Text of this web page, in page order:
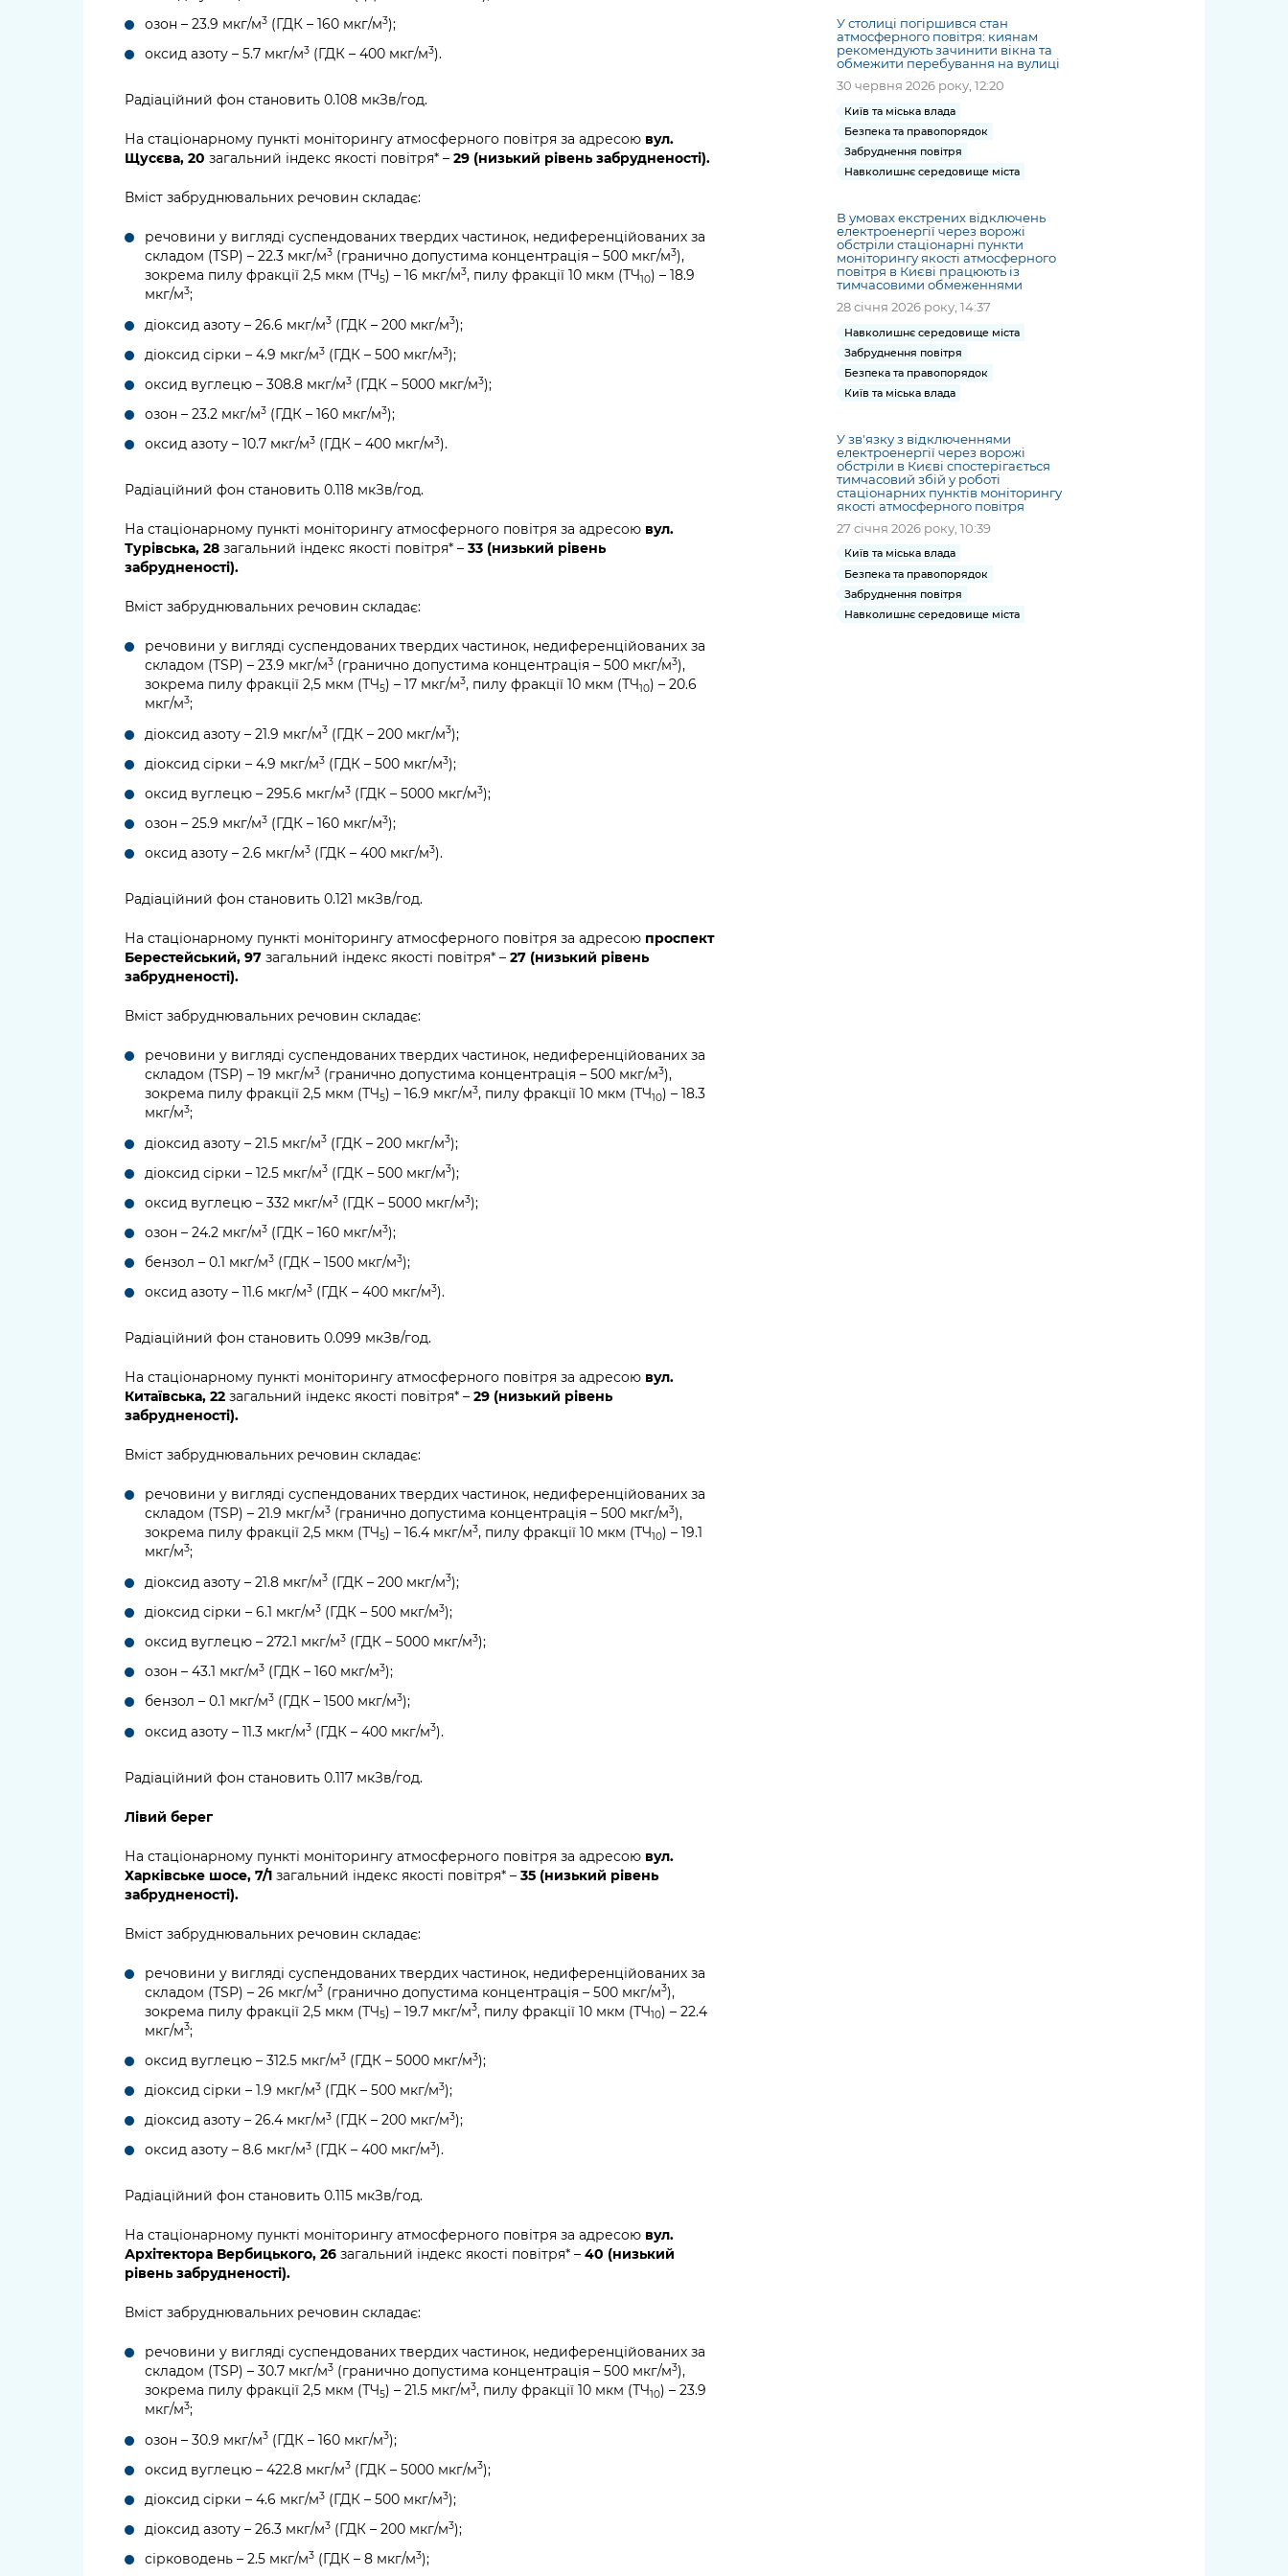
озон – 23.9 мкг/м3 (ГДК – 160 мкг/м3);
оксид азоту – 5.7 мкг/м3 (ГДК – 400 мкг/м3).
Радіаційний фон становить 0.108 мкЗв/год.
На стаціонарному пункті моніторингу атмосферного повітря за адресою вул.
Щусєва, 20 загальний індекс якості повітря* – 29 (низький рівень забрудненості).
Вміст забруднювальних речовин складає:
речовини у вигляді суспендованих твердих частинок, недиференційованих за
складом (TSP) – 22.3 мкг/м3 (гранично допустима концентрація – 500 мкг/м3),
зокрема пилу фракції 2,5 мкм (ТЧ5) – 16 мкг/м3, пилу фракції 10 мкм (ТЧ10) – 18.9
мкг/м3;
діоксид азоту – 26.6 мкг/м3 (ГДК – 200 мкг/м3);
діоксид сірки – 4.9 мкг/м3 (ГДК – 500 мкг/м3);
оксид вуглецю – 308.8 мкг/м3 (ГДК – 5000 мкг/м3);
озон – 23.2 мкг/м3 (ГДК – 160 мкг/м3);
оксид азоту – 10.7 мкг/м3 (ГДК – 400 мкг/м3).
Радіаційний фон становить 0.118 мкЗв/год.
На стаціонарному пункті моніторингу атмосферного повітря за адресою вул.
Турівська, 28 загальний індекс якості повітря* – 33 (низький рівень
забрудненості).
Вміст забруднювальних речовин складає:
речовини у вигляді суспендованих твердих частинок, недиференційованих за
складом (TSP) – 23.9 мкг/м3 (гранично допустима концентрація – 500 мкг/м3),
зокрема пилу фракції 2,5 мкм (ТЧ5) – 17 мкг/м3, пилу фракції 10 мкм (ТЧ10) – 20.6
мкг/м3;
діоксид азоту – 21.9 мкг/м3 (ГДК – 200 мкг/м3);
діоксид сірки – 4.9 мкг/м3 (ГДК – 500 мкг/м3);
оксид вуглецю – 295.6 мкг/м3 (ГДК – 5000 мкг/м3);
озон – 25.9 мкг/м3 (ГДК – 160 мкг/м3);
оксид азоту – 2.6 мкг/м3 (ГДК – 400 мкг/м3).
Радіаційний фон становить 0.121 мкЗв/год.
На стаціонарному пункті моніторингу атмосферного повітря за адресою проспект
Берестейський, 97 загальний індекс якості повітря* – 27 (низький рівень
забрудненості).
Вміст забруднювальних речовин складає:
речовини у вигляді суспендованих твердих частинок, недиференційованих за
складом (TSP) – 19 мкг/м3 (гранично допустима концентрація – 500 мкг/м3),
зокрема пилу фракції 2,5 мкм (ТЧ5) – 16.9 мкг/м3, пилу фракції 10 мкм (ТЧ10) – 18.3
мкг/м3;
діоксид азоту – 21.5 мкг/м3 (ГДК – 200 мкг/м3);
діоксид сірки – 12.5 мкг/м3 (ГДК – 500 мкг/м3);
оксид вуглецю – 332 мкг/м3 (ГДК – 5000 мкг/м3);
озон – 24.2 мкг/м3 (ГДК – 160 мкг/м3);
бензол – 0.1 мкг/м3 (ГДК – 1500 мкг/м3);
оксид азоту – 11.6 мкг/м3 (ГДК – 400 мкг/м3).
Радіаційний фон становить 0.099 мкЗв/год.
На стаціонарному пункті моніторингу атмосферного повітря за адресою вул.
Китаївська, 22 загальний індекс якості повітря* – 29 (низький рівень
забрудненості).
Вміст забруднювальних речовин складає:
речовини у вигляді суспендованих твердих частинок, недиференційованих за
складом (TSP) – 21.9 мкг/м3 (гранично допустима концентрація – 500 мкг/м3),
зокрема пилу фракції 2,5 мкм (ТЧ5) – 16.4 мкг/м3, пилу фракції 10 мкм (ТЧ10) – 19.1
мкг/м3;
діоксид азоту – 21.8 мкг/м3 (ГДК – 200 мкг/м3);
діоксид сірки – 6.1 мкг/м3 (ГДК – 500 мкг/м3);
оксид вуглецю – 272.1 мкг/м3 (ГДК – 5000 мкг/м3);
озон – 43.1 мкг/м3 (ГДК – 160 мкг/м3);
бензол – 0.1 мкг/м3 (ГДК – 1500 мкг/м3);
оксид азоту – 11.3 мкг/м3 (ГДК – 400 мкг/м3).
Радіаційний фон становить 0.117 мкЗв/год.
Лівий берег
На стаціонарному пункті моніторингу атмосферного повітря за адресою вул.
Харківське шосе, 7/1 загальний індекс якості повітря* – 35 (низький рівень
забрудненості).
Вміст забруднювальних речовин складає:
речовини у вигляді суспендованих твердих частинок, недиференційованих за
складом (TSP) – 26 мкг/м3 (гранично допустима концентрація – 500 мкг/м3),
зокрема пилу фракції 2,5 мкм (ТЧ5) – 19.7 мкг/м3, пилу фракції 10 мкм (ТЧ10) – 22.4
мкг/м3;
оксид вуглецю – 312.5 мкг/м3 (ГДК – 5000 мкг/м3);
діоксид сірки – 1.9 мкг/м3 (ГДК – 500 мкг/м3);
діоксид азоту – 26.4 мкг/м3 (ГДК – 200 мкг/м3);
оксид азоту – 8.6 мкг/м3 (ГДК – 400 мкг/м3).
Радіаційний фон становить 0.115 мкЗв/год.
На стаціонарному пункті моніторингу атмосферного повітря за адресою вул.
Архітектора Вербицького, 26 загальний індекс якості повітря* – 40 (низький
рівень забрудненості).
Вміст забруднювальних речовин складає:
речовини у вигляді суспендованих твердих частинок, недиференційованих за
складом (TSP) – 30.7 мкг/м3 (гранично допустима концентрація – 500 мкг/м3),
зокрема пилу фракції 2,5 мкм (ТЧ5) – 21.5 мкг/м3, пилу фракції 10 мкм (ТЧ10) – 23.9
мкг/м3;
озон – 30.9 мкг/м3 (ГДК – 160 мкг/м3);
оксид вуглецю – 422.8 мкг/м3 (ГДК – 5000 мкг/м3);
діоксид сірки – 4.6 мкг/м3 (ГДК – 500 мкг/м3);
діоксид азоту – 26.3 мкг/м3 (ГДК – 200 мкг/м3);
сірководень – 2.5 мкг/м3 (ГДК – 8 мкг/м3);
У столиці погіршився стан
атмосферного повітря: киянам
рекомендують зачинити вікна та
обмежити перебування на вулиці
30 червня 2026 року, 12:20
Київ та міська влада
Безпека та правопорядок
Забруднення повітря
Навколишнє середовище міста
В умовах екстрених відключень
електроенергії через ворожі
обстріли стаціонарні пункти
моніторингу якості атмосферного
повітря в Києві працюють із
тимчасовими обмеженнями
28 січня 2026 року, 14:37
Навколишнє середовище міста
Забруднення повітря
Безпека та правопорядок
Київ та міська влада
У зв'язку з відключеннями
електроенергії через ворожі
обстріли в Києві спостерігається
тимчасовий збій у роботі
стаціонарних пунктів моніторингу
якості атмосферного повітря
27 січня 2026 року, 10:39
Київ та міська влада
Безпека та правопорядок
Забруднення повітря
Навколишнє середовище міста